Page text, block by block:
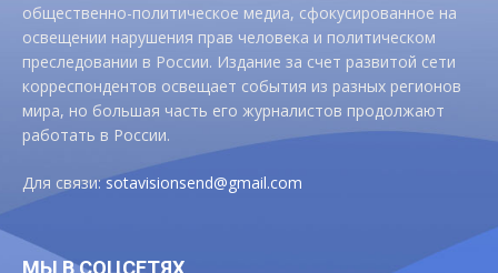
общественно-политическое медиа, сфокусированное на
освещении нарушения прав человека и политическом
преследовании в России. Издание за счет развитой сети
корреспондентов освещает события из разных регионов
мира, но большая часть его журналистов продолжают
работать в России.
Для связи:sotavisionsend@gmail.com
МЫ В СОЦСЕТЯХ